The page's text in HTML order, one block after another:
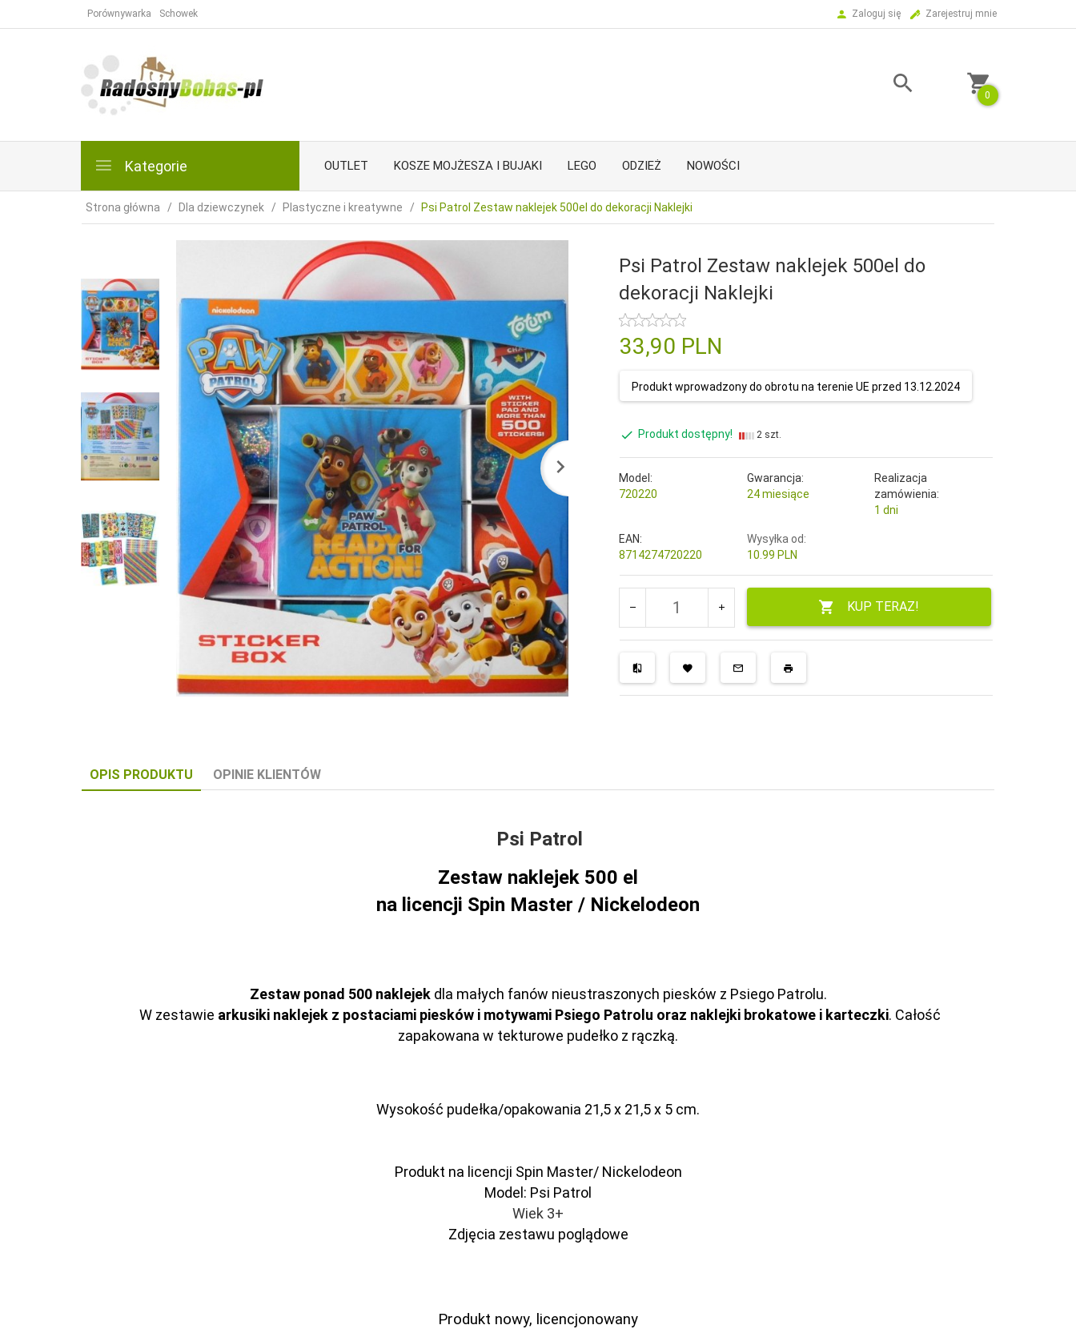
Porównywarka Schowek Zaloguj się Zarejestruj mnie
0
Kategorie OUTLET KOSZE MOJŻESZA I BUJAKI LEGO ODZIEŻ NOWOŚCI
Strona główna Dla dziewczynek Plastyczne i kreatywne Psi Patrol Zestaw naklejek 500el do dekoracji Naklejki
Psi Patrol Zestaw naklejek 500el do
dekoracji Naklejki
33,90 PLN
Produkt wprowadzony do obrotu na terenie UE przed 13.12.2024
Produkt dostępny! 2 szt.
Model:
720220
Gwarancja:
24 miesiące
Realizacja
zamówienia:
1 dni
EAN:
8714274720220
Wysyłka od:
10.99 PLN
KUP TERAZ!
OPIS PRODUKTU OPINIE KLIENTÓW
Psi Patrol
Zestaw naklejek 500 el
na licencji Spin Master / Nickelodeon
Zestaw ponad 500 naklejekdla małych fanów nieustraszonych piesków z Psiego Patrolu.
W zestawie arkusiki naklejek z postaciami piesków i motywami Psiego Patrolu oraz naklejki brokatowe i karteczki. Całość
zapakowana w tekturowe pudełko z rączką.
Wysokość pudełka/opakowania 21,5 x 21,5 x 5 cm.
Produkt na licencji Spin Master/ Nickelodeon
Model: Psi Patrol
Wiek 3+
Zdjęcia zestawu poglądowe
Produkt nowy, licencjonowany